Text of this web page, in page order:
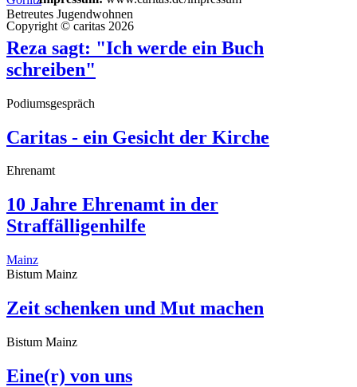
Betreutes Jugendwohnen
Reza sagt: "Ich werde ein Buch
schreiben"
Podiumsgespräch
Caritas - ein Gesicht der Kirche
Ehrenamt
10 Jahre Ehrenamt in der
Straffälligenhilfe
Mainz
Bistum Mainz
Zeit schenken und Mut machen
Bistum Mainz
Eine(r) von uns
Copyright © caritas 2026